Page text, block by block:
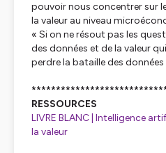
pouvoir nous concentrer sur
la valeur au niveau
« Si on ne résout pas les
des données et de la valeur
perdre la bataille des
RESSOURCES
LIVRE BLANC | Intelligence
la valeur